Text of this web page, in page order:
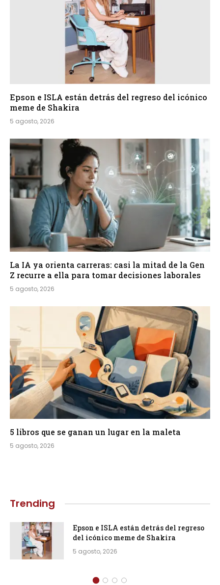
Epson e ISLA están detrás del regreso del icónico
meme de Shakira
5 agosto, 2026
La IA ya orienta carreras: casi la mitad de la Gen
Z recurre a ella para tomar decisiones laborales
5 agosto, 2026
5 libros que se ganan un lugar en la maleta
5 agosto, 2026
Trending
Epson e ISLA están detrás del regreso
del icónico meme de Shakira
5 agosto, 2026